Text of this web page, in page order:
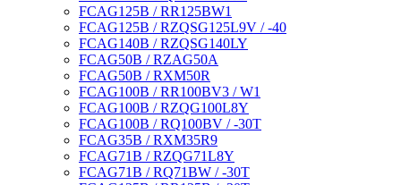
FCAG125B / RR125BW1
FCAG125B / RZQSG125L9V / -40
FCAG140B / RZQSG140LY
FCAG50B / RZAG50A
FCAG50B / RXM50R
FCAG100B / RR100BV3 / W1
FCAG100B / RZQG100L8Y
FCAG100B / RQ100BV / -30T
FCAG35B / RXM35R9
FCAG71B / RZQG71L8Y
FCAG71B / RQ71BW / -30T